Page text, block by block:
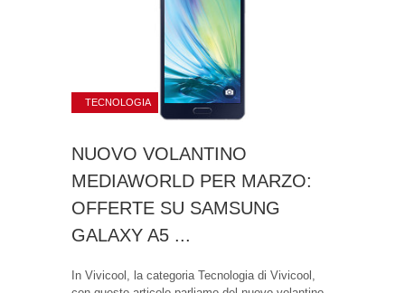
TECNOLOGIA
NUOVO VOLANTINO
MEDIAWORLD PER MARZO:
OFFERTE SU SAMSUNG
GALAXY A5 ...
In Vivicool, la categoria Tecnologia di Vivicool,